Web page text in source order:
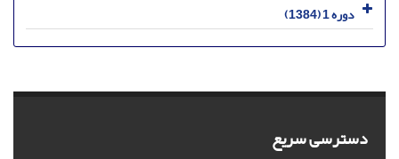
دوره 1 (1384)
دسترسی سریع